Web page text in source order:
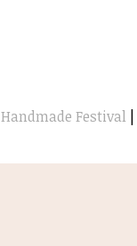
Handmade Festival